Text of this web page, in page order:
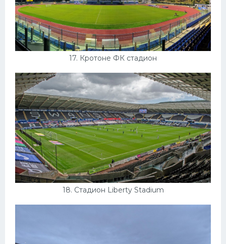
17. Кротоне ФК стадион
18. Стадион Liberty Stadium